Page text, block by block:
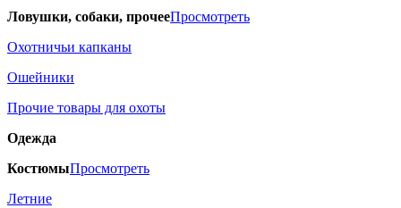
Ловушки, собаки, прочееПросмотреть
Охотничьи капканы
Ошейники
Прочие товары для охоты
Одежда
КостюмыПросмотреть
Летние